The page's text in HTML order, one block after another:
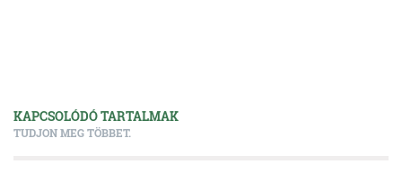
KAPCSOLÓDÓ TARTALMAK
TUDJON MEG TÖBBET.